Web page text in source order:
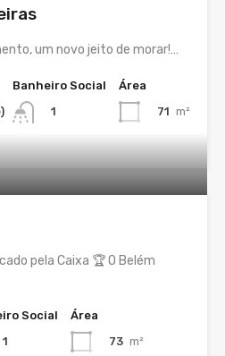
um novo jeito de morar!…
Banheiro Social
1
Área
71 m²
pela Caixa 🏆 O Belém
Social
1
Área
73 m²